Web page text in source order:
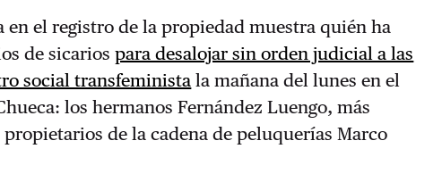
en el registro de la propiedad muestra quién ha
de sicariospara desalojar sin orden judicial a las
social transfeminista la mañana del lunes en el
los hermanos Fernández Luengo, más
de la cadena de peluquerías Marco